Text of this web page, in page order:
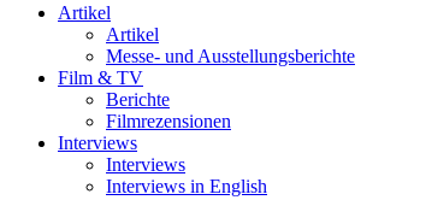
Artikel
Artikel
Messe- und Ausstellungsberichte
Film & TV
Berichte
Filmrezensionen
Interviews
Interviews
Interviews in English